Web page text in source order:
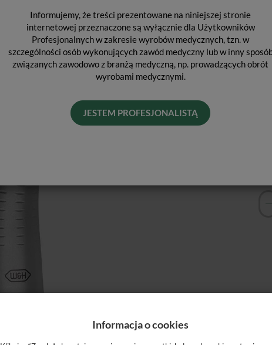
Informujemy, że treści prezentowane na niniejszej stronie
internetowej przeznaczone są wyłącznie dla Użytkowników
Profesjonalnych w zakresie wyrobów medycznych, tzn. w
szczególności osób wykonujących zawód medyczny lub w inny
związanych zawodowo z branżą medyczną, np. prowadzących obrót
wyrobami medycznymi.
JESTEM PROFESJONALISTĄ
Informacja o cookies